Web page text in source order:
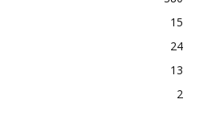
15
24
13
2